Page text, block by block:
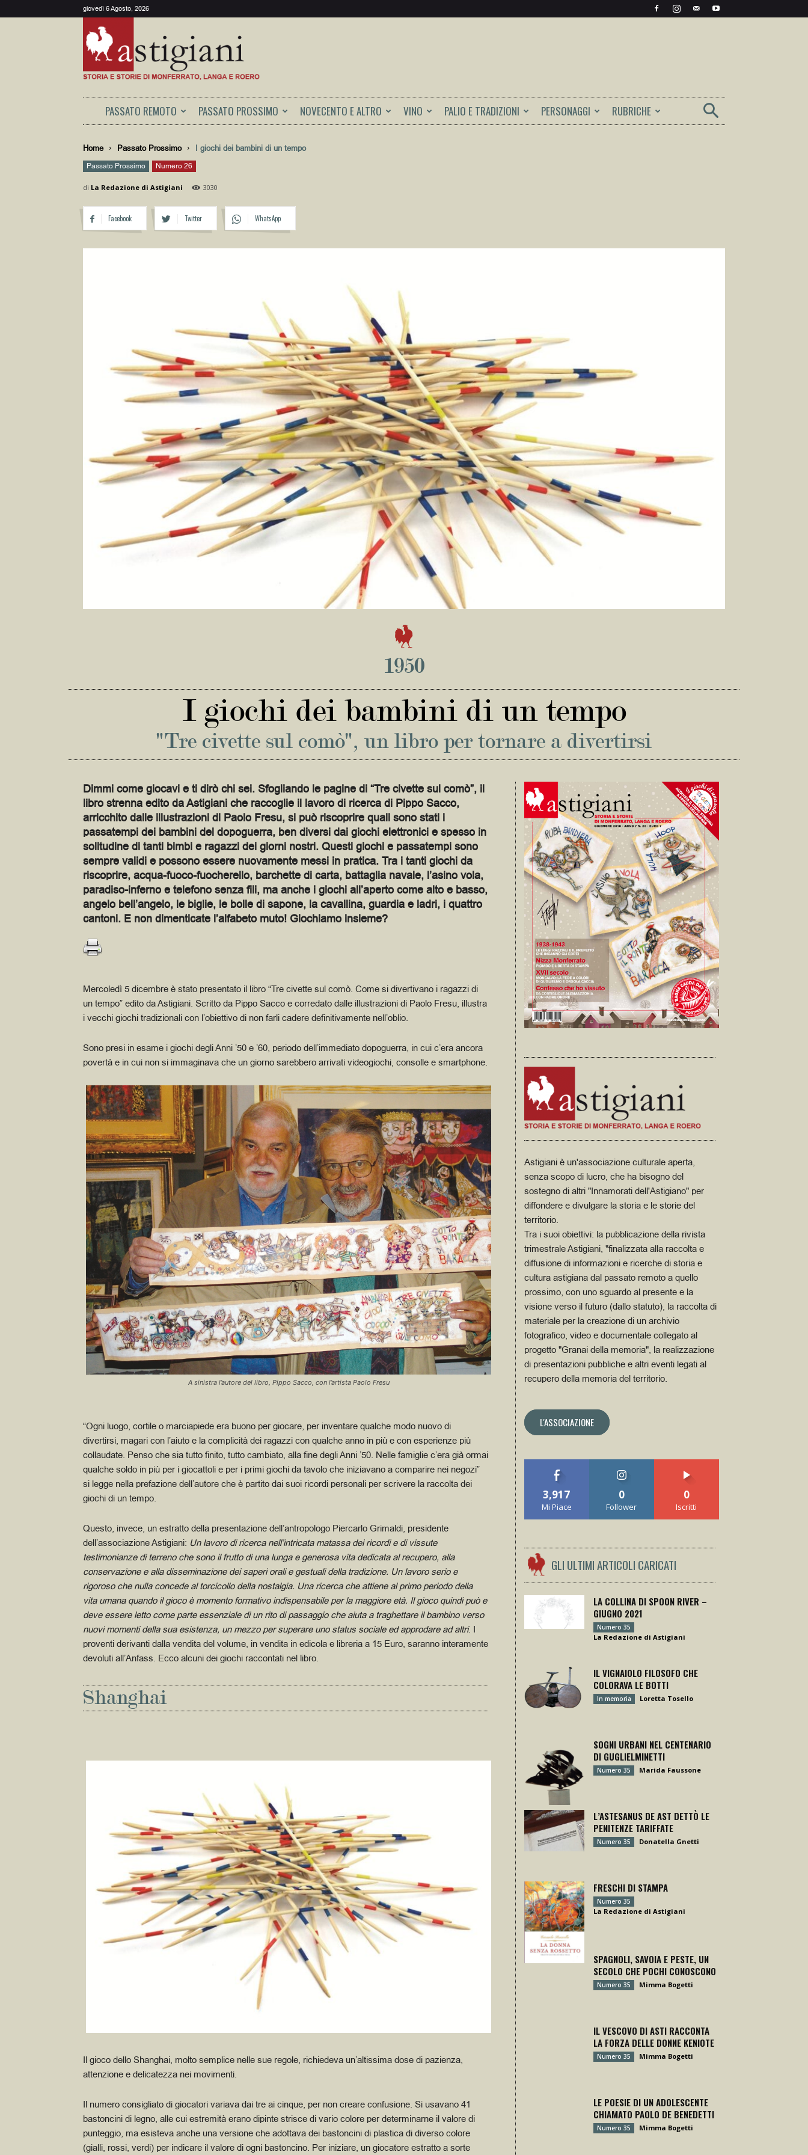
giovedì 6 Agosto, 2026
PASSATO REMOTO PASSATO PROSSIMO NOVECENTO E ALTRO VINO PALIO E TRADIZIONI PERSONAGGI RUBRICHE
Home Passato Prossimo I giochi dei bambini di un tempo
Passato Prossimo Numero 26
di La Redazione di Astigiani 3030
Facebook Twitter WhatsApp
1950
I giochi dei bambini di un tempo
"Tre civette sul comò", un libro per tornare a divertirsi
Dimmi come giocavi e ti dirò chi sei. Sfogliando le pagine di “Tre civette sul comò”, il
libro strenna edito da Astigiani che raccoglie il lavoro di ricerca di Pippo Sacco,
arricchito dalle illustrazioni di Paolo Fresu, si può riscoprire quali sono stati i
passatempi dei bambini del dopoguerra, ben diversi dai giochi elettronici e spesso in
solitudine di tanti bimbi e ragazzi dei giorni nostri. Questi giochi e passatempi sono
sempre validi e possono essere nuovamente messi in pratica. Tra i tanti giochi da
riscoprire, acqua-fuoco-fuocherello, barchette di carta, battaglia navale, l’asino vola,
paradiso-inferno e telefono senza fili, ma anche i giochi all’aperto come alto e basso,
angelo bell’angelo, le biglie, le bolle di sapone, la cavallina, guardia e ladri, i quattro
cantoni. E non dimenticate l’alfabeto muto! Giochiamo insieme?
Mercoledì 5 dicembre è stato presentato il libro “Tre civette sul comò. Come si divertivano i ragazzi di
un tempo” edito daAstigiani. Scritto da Pippo Sacco e corredato dalle illustrazioni di Paolo Fresu, illustra
i vecchi giochi tradizionali con l’obiettivo di non farli cadere definitivamente nell’oblio.
Sono presi in esame i giochi degli Anni ’50 e ’60, periodo dell’immediato dopoguerra, in cui c’era ancora
povertà e in cui non si immaginava che un giorno sarebbero arrivati videogiochi, consolle e smartphone.
A sinistra l’autore del libro, Pippo Sacco, con l’artista Paolo Fresu
“Ogni luogo, cortile o marciapiede era buono per giocare, per inventare qualche modo nuovo di
divertirsi, magari con l’aiuto e la complicità dei ragazzi con qualche anno in più e con esperienze più
collaudate. Penso che sia tutto finito, tutto cambiato, alla fine degli Anni ’50. Nelle famiglie c’era già ormai
qualche soldo in più per i giocattoli e per i primi giochi da tavolo che iniziavano a comparire nei negozi”
si legge nella prefazione dell’autore che è partito dai suoi ricordi personali per scrivere la raccolta dei
giochi di un tempo.
Questo, invece, un estratto della presentazione dell’antropologo Piercarlo Grimaldi, presidente
dell’associazione Astigiani: Un lavoro di ricerca nell’intricata matassa dei ricordi e di vissute
testimonianze di terreno che sono il frutto di una lunga e generosa vita dedicata al recupero, alla
conservazione e alla disseminazione dei saperi orali e gestuali della tradizione. Un lavoro serio e
rigoroso che nulla concede al torcicollo della nostalgia. Una ricerca che attiene al primo periodo della
vita umana quando il gioco è momento formativo indispensabile per la maggiore età. Il gioco quindi può e
deve essere letto come parte essenziale di un rito di passaggio che aiuta a traghettare il bambino verso
nuovi momenti della sua esistenza, un mezzo per superare uno status sociale ed approdare ad altri. I
proventi derivanti dalla vendita del volume, in vendita in edicola e libreria a 15 Euro, saranno interamente
devoluti all’Anfass. Ecco alcuni dei giochi raccontati nel libro.
Shanghai
Il gioco dello Shanghai, molto semplice nelle sue regole, richiedeva un’altissima dose di pazienza,
attenzione e delicatezza nei movimenti.
Il numero consigliato di giocatori variava dai tre ai cinque, per non creare confusione. Si usavano 41
bastoncini di legno, alle cui estremità erano dipinte strisce di vario colore per determinarne il valore di
punteggio, ma esisteva anche una versione che adottava dei bastoncini di plastica di diverso colore
(gialli, rossi, verdi) per indicare il valore di ogni bastoncino. Per iniziare, un giocatore estratto a sorte
Astigiani è un'associazione culturale aperta,
senza scopo di lucro, che ha bisogno del
sostegno di altri "Innamorati dell'Astigiano" per
diffondere e divulgare la storia e le storie del
territorio.
Tra i suoi obiettivi: la pubblicazione della rivista
trimestrale Astigiani, "finalizzata alla raccolta e
diffusione di informazioni e ricerche di storia e
cultura astigiana dal passato remoto a quello
prossimo, con uno sguardo al presente e la
visione verso il futuro (dallo statuto), la raccolta di
materiale per la creazione di un archivio
fotografico, video e documentale collegato al
progetto "Granai della memoria", la realizzazione
di presentazioni pubbliche e altri eventi legati al
recupero della memoria del territorio.
L'ASSOCIAZIONE
3,917
Mi Piace
0
Follower
0
Iscritti
GLI ULTIMI ARTICOLI CARICATI
LA COLLINA DI SPOON RIVER –
GIUGNO 2021
Numero 35
La Redazione di Astigiani
IL VIGNAIOLO FILOSOFO CHE
COLORAVA LE BOTTI
In memoria Loretta Tosello
SOGNI URBANI NEL CENTENARIO
DI GUGLIELMINETTI
Numero 35 Marida Faussone
L’ASTESANUS DE AST DETTÒ LE
PENITENZE TARIFFATE
Numero 35 Donatella Gnetti
FRESCHI DI STAMPA
Numero 35
La Redazione di Astigiani
SPAGNOLI, SAVOIA E PESTE, UN
SECOLO CHE POCHI CONOSCONO
Numero 35 Mimma Bogetti
IL VESCOVO DI ASTI RACCONTA
LA FORZA DELLE DONNE KENIOTE
Numero 35 Mimma Bogetti
LE POESIE DI UN ADOLESCENTE
CHIAMATO PAOLO DE BENEDETTI
Numero 35 Mimma Bogetti